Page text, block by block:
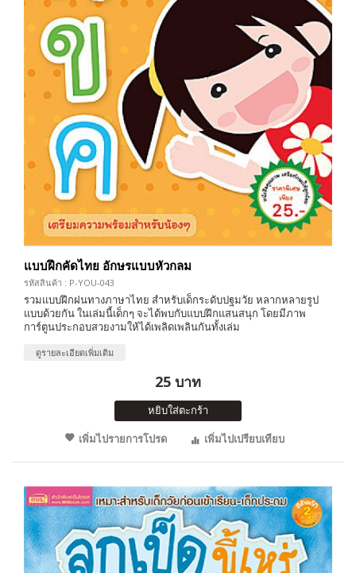
แบบฝึกคัดไทย อักษรแบบหัวกลม
รหัสสินค้า : P-YOU-043
รวมแบบฝึกฝนทางภาษาไทย สำหรับเด็กระดับปฐมวัย หลากหลายรูป
แบบด้วยกัน ในเล่มนี้เด็กๆ จะได้พบกับแบบฝึกแสนสนุก โดยมีภาพ
การ์ตูนประกอบสวยงามให้ได้เพลิดเพลินกันทั้งเล่ม
ดูรายละเอียดเพิ่มเติม
25 บาท
หยิบใส่ตะกร้า
เพิ่มไปรายการโปรด
เพิ่มไปเปรียบเทียบ